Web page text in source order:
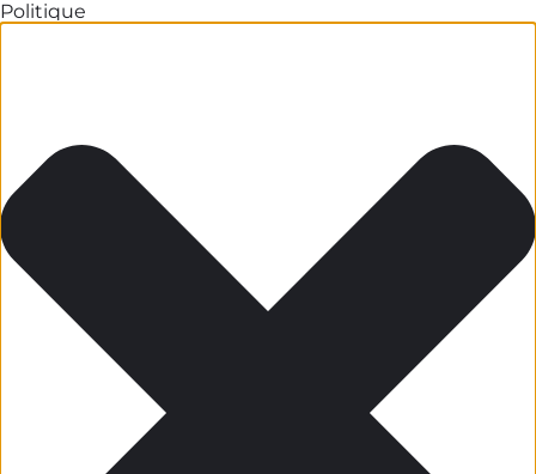
Politique